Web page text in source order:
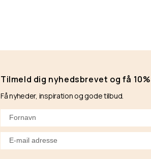
Tilmeld dig nyhedsbrevet og få 10%
Få nyheder, inspiration og gode tilbud.